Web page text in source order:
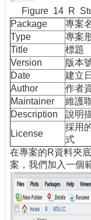
Figure 14 R
Package
專案
Type
專案
Title
標題
Version
版本
Date
建立
Author
作者
Maintainer
維護
Description
說明
License
採用
式
在專案的R資料夾
案，我們加入一個